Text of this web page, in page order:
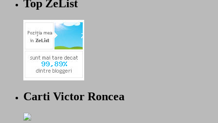
Top ZeList
Carti Victor Roncea